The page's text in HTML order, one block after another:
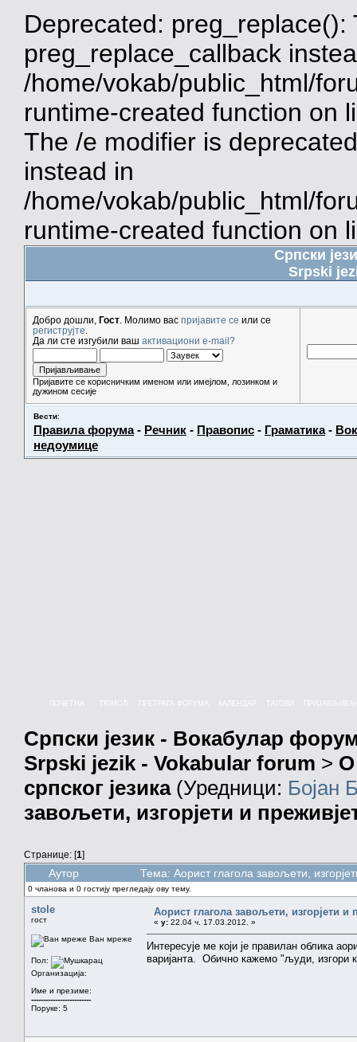
Deprecated:
preg_replace_callback
/home/vokab/public_html/
runtime-created function on
The /e modifier is
instead in
/home/vokab/public_html/
runtime-created function on
Српски
Srpski
Добро дошли, Гост . Молимо вас пријавите се или се
региструјте
Да ли сте изгубили ваш активациони e-mail?
Пријавите се корисничким именом или имејлом, лозинком и
дужином сесије
Вести:
Правила форума- Речник - Правопис - Граматика-
недоумице
КАЛЕНДАР
Српски језик - Вокабулар
Srpski jezik - Vokabular forum > О
српског језика(Уредници: Бојан
завољети, изгорјети и
Странице: [1]
Аутор Тема: Аорист глагола завољети,
0 чланова и 0 гостију прегледају ову тему.
stole
гост
Ван мреже
Пол:
Организација:
Име и презиме:
-------------------------
Поруке: 5
Аорист глагола завољети, изгорјети и
« у: 22.04 ч. 17.03.2012. »
Интересује ме који је правилан облика
варијанта. Обично кажемо "људи, изгори